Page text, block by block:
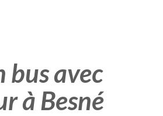
bus avec
à Besné